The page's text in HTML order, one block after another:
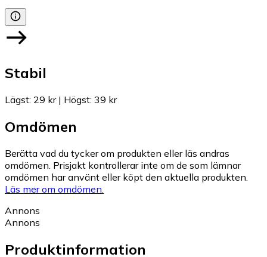
Stabil
Lägst: 29 kr| Högst: 39 kr
Omdömen
Berätta vad du tycker om produkten eller läs andras
omdömen. Prisjakt kontrollerar inte om de som lämnar
omdömen har använt eller köpt den aktuella produkten.
Läs mer om omdömen.
Annons
Annons
Produktinformation